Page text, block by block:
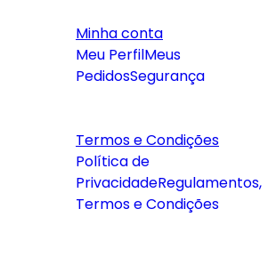
Minha conta
Meu PerfilMeus
PedidosSegurança
Termos e Condições
Política de
PrivacidadeRegulamentos,
Termos e Condições